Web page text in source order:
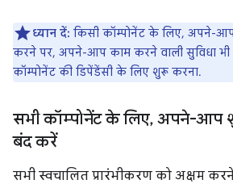
ध्यान दें: किसी कॉम्पोनेंट के लिए, अपने-
करने पर, अपने-आप काम करने वाली सुविधा भी
कॉम्पोनेंट की डिपेंडेंसी के लिए शुरू करना.
सभी कॉम्पोनेंट के लिए, अपने-आप
बंद करें
सभी स्वचालित प्रारंभीकरण को अक्षम